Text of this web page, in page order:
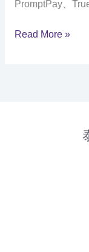
PromptPay、
泰
Read More »